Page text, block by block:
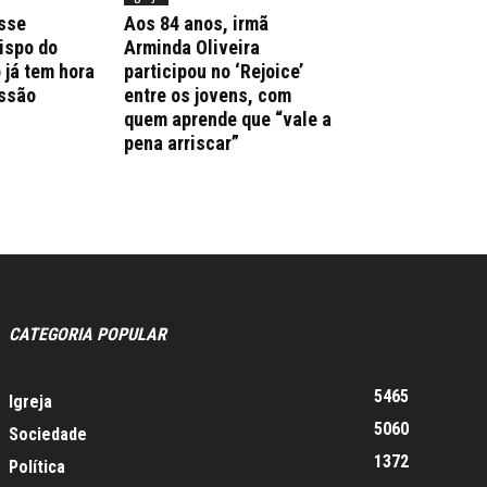
do
tem hora
Aos 84 anos, irmã
Arminda Oliveira
participou no ‘Rejoice’
entre os jovens, com
quem aprende que “vale a
pena arriscar”
CATEGORIA POPULAR
Igreja
5465
Sociedade
5060
Política
1372